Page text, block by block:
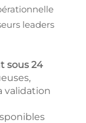
leaders
sous 24
validation